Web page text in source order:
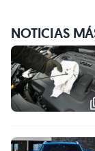
NOTICIAS